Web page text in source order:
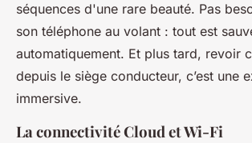
séquences d'une rare beauté. Pas
son téléphone au volant : tout est
automatiquement. Et plus tard, revoir
depuis le siège conducteur, c’est une
immersive.
La connectivité Cloud et Wi-Fi